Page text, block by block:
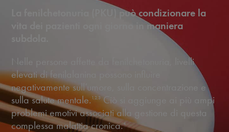
La fenilchetonuria (PKU) può condizionare la
vita dei pazienti ogni giorno in maniera
Nelle persone affette da fenilchetonuria, livelli
elevati di fenilalanina possono influire
negativamente sull’umore, sulla concentrazione e
sulla salute mentale.1,2,3Ciò si aggiunge ai più ampi
problemi emotivi associati alla gestione di questa
complessa malattia cronica.4